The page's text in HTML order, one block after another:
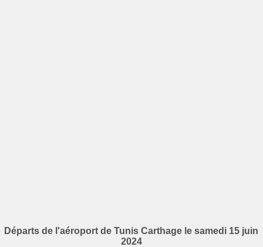
Départs de l'aéroport de Tunis Carthage le samedi 15 juin
2024